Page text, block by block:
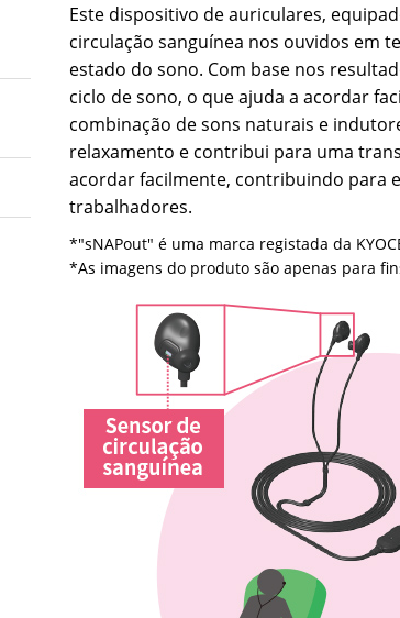
Este dispositivo de auriculares,
circulação sanguínea nos ouvidos em
estado do sono. Com base nos
ciclo de sono, o que ajuda a acordar
combinação de sons naturais e
relaxamento e contribui para uma
acordar facilmente, contribuindo para
trabalhadores.
*"sNAPout" é uma marca registada da
*As imagens do produto são apenas para